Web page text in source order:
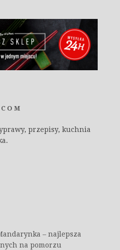
przepisy, kuchnia
– najlepsza
na pomorzu